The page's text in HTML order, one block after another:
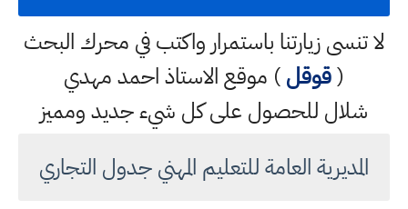
لا تنسى زيارتنا باستمرار واكتب في محرك البحث
(قوقل) موقع الاستاذ احمد مهدي
شلال للحصول على كل شيء جديد ومميز
المديرية العامة للتعليم المهني جدول التجاري